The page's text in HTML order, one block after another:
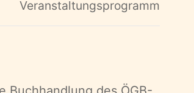
Veranstaltungsprogramm